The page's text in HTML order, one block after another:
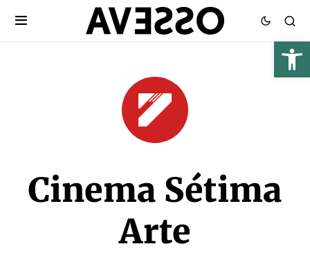
Cinema Sétima
Arte